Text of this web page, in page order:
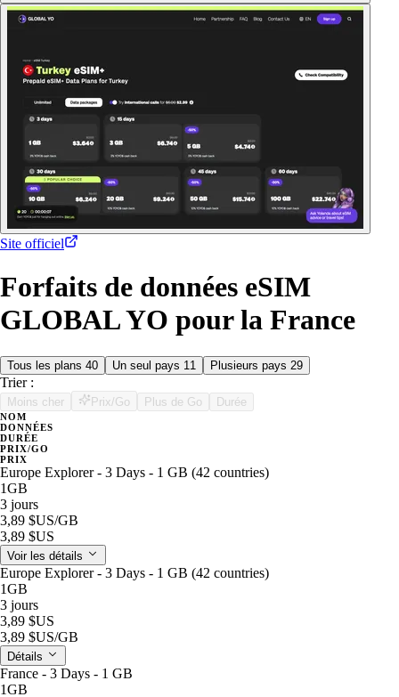
Site officiel
Forfaits de données eSIM
GLOBAL YO pour la France
Tous les plans 40 Un seul pays 11 Plusieurs pays 29
Trier :
Moins cher Prix/Go Plus de Go Durée
NOM
DONNÉES
DURÉE
PRIX/GO
PRIX
Europe Explorer - 3 Days - 1 GB (42 countries)
1GB
3 jours
3,89 $US/GB
3,89 $US
Voir les détails
Europe Explorer - 3 Days - 1 GB (42 countries)
1GB
3 jours
3,89 $US
3,89 $US/GB
Détails
France - 3 Days - 1 GB
1GB